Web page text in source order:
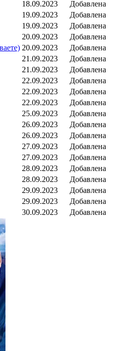
18.09.2023
Добавлена
19.09.2023
Добавлена
19.09.2023
Добавлена
20.09.2023
Добавлена
20.09.2023
Добавлена
21.09.2023
Добавлена
21.09.2023
Добавлена
22.09.2023
Добавлена
22.09.2023
Добавлена
22.09.2023
Добавлена
25.09.2023
Добавлена
26.09.2023
Добавлена
26.09.2023
Добавлена
27.09.2023
Добавлена
27.09.2023
Добавлена
28.09.2023
Добавлена
28.09.2023
Добавлена
29.09.2023
Добавлена
29.09.2023
Добавлена
30.09.2023 Добавлена